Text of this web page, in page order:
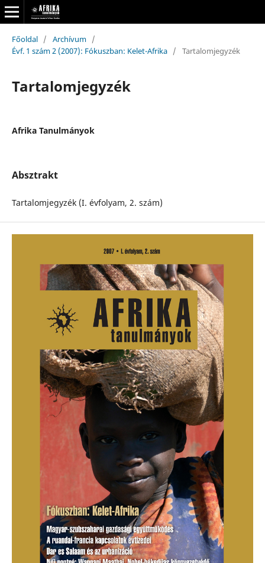
Főoldal / Archívum /
Évf. 1 szám 2 (2007): Fókuszban: Kelet-Afrika / Tartalomjegyzék
Tartalomjegyzék
Afrika Tanulmányok
Absztrakt
Tartalomjegyzék (I. évfolyam, 2. szám)